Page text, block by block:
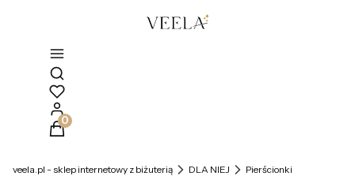
Otwórz wyszukiwarkę
Produkty w koszyku: 0. Zobacz szczegóły
veela.pl - sklep internetowy z biżuterią DLA NIEJ Pierścionki